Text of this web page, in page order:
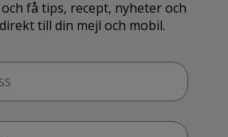
få tips, recept, nyheter och
till din mejl och mobil.